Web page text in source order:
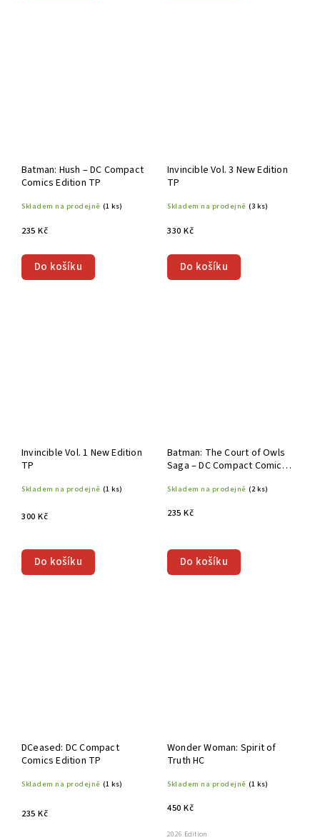
Batman: Hush – DC Compact
Comics Edition TP
Skladem na prodejně (1 ks)
235 Kč
Do košíku
Invincible Vol. 3 New Edition
TP
Skladem na prodejně (3 ks)
330 Kč
Do košíku
Invincible Vol. 1 New Edition
TP
Skladem na prodejně (1 ks)
300 Kč
Do košíku
Batman: The Court of Owls
Saga – DC Compact Comics
Skladem na prodejně (2 ks)
235 Kč
Do košíku
DCeased: DC Compact
Comics Edition TP
Skladem na prodejně (1 ks)
235 Kč
Wonder Woman: Spirit of
Truth HC
Skladem na prodejně (1 ks)
450 Kč
2026 Edition